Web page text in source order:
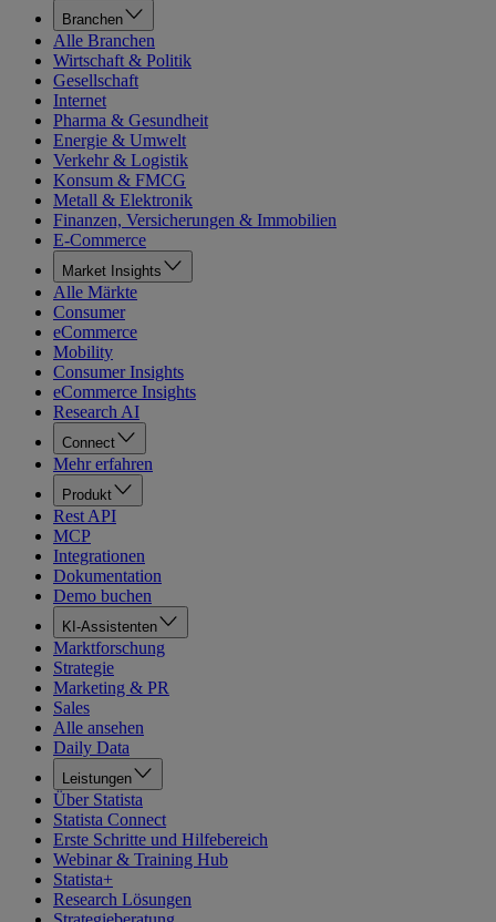
Branchen
Alle Branchen
Wirtschaft & Politik
Gesellschaft
Internet
Pharma & Gesundheit
Energie & Umwelt
Verkehr & Logistik
Konsum & FMCG
Metall & Elektronik
Finanzen, Versicherungen & Immobilien
E-Commerce
Market Insights
Alle Märkte
Consumer
eCommerce
Mobility
Consumer Insights
eCommerce Insights
Research AI
Connect
Mehr erfahren
Produkt
Rest API
MCP
Integrationen
Dokumentation
Demo buchen
KI-Assistenten
Marktforschung
Strategie
Marketing & PR
Sales
Alle ansehen
Daily Data
Leistungen
Über Statista
Statista Connect
Erste Schritte und Hilfebereich
Webinar & Training Hub
Statista+
Research Lösungen